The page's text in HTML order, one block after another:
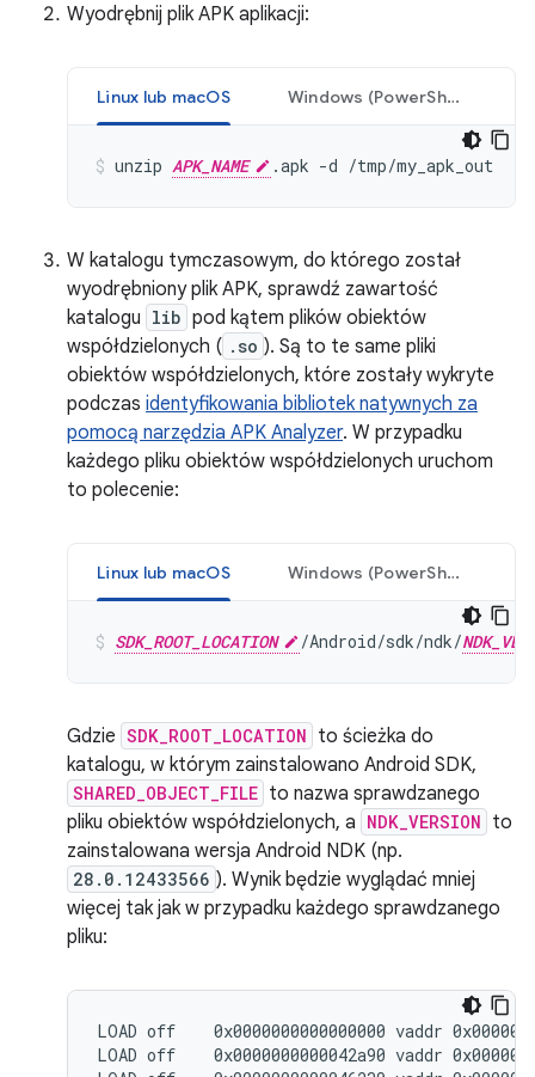
Wyodrębnij plik APK aplikacji:
Linux lub macOS Windows (PowerShell)
unzip APK_NAME
W katalogu tymczasowym, do którego został
wyodrębniony plik APK, sprawdź zawartość
katalogu lib pod kątem plików obiektów
współdzielonych ( .so ). Są to te same pliki
obiektów współdzielonych, które zostały wykryte
podczas identyfikowania bibliotek natywnych za
pomocą narzędzia APK Analyzer. W przypadku
każdego pliku obiektów współdzielonych uruchom
to polecenie:
Linux lub macOS Windows (PowerShell)
SDK_ROOT_LOCATION /Android/sdk/ndk/
Gdzie SDK_ROOT_LOCATION to ścieżka do
katalogu, w którym zainstalowano Android SDK,
SHARED_OBJECT_FILE to nazwa sprawdzanego
pliku obiektów współdzielonych, a NDK_VERSION to
zainstalowana wersja Android NDK (np.
28.0.12433566 ). Wynik będzie wyglądać mniej
więcej tak jak w przypadku każdego sprawdzanego
pliku:
LOAD off    0x0000000000000000 vaddr
LOAD off    0x0000000000042a90 vaddr